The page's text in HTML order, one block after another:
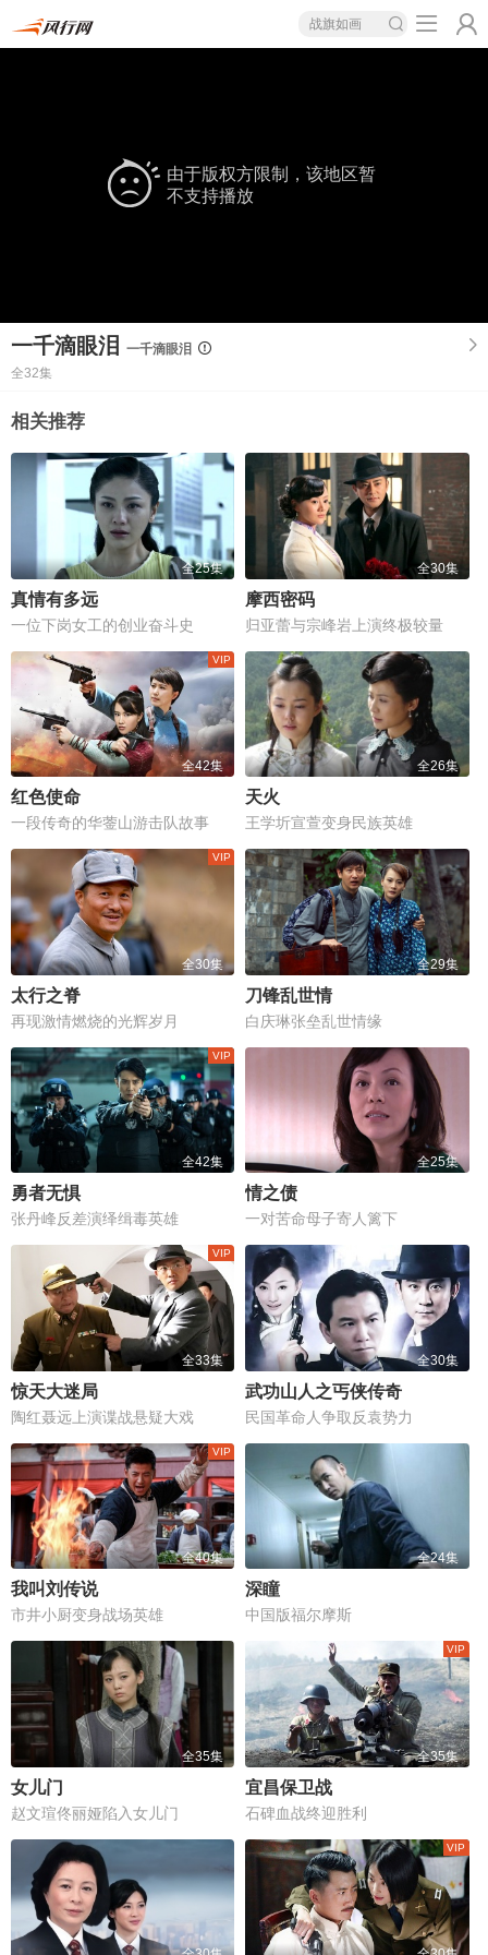
战旗如画
由于版权方限制，该地区暂
不支持播放
一千滴眼泪
一千滴眼泪
全32集
相关推荐
全25集
真情有多远
一位下岗女工的创业奋斗史
全30集
摩西密码
归亚蕾与宗峰岩上演终极较量
全42集
红色使命
一段传奇的华蓥山游击队故事
全26集
天火
王学圻宣萱变身民族英雄
全30集
太行之脊
再现激情燃烧的光辉岁月
全29集
刀锋乱世情
白庆琳张垒乱世情缘
全42集
勇者无惧
张丹峰反差演绎缉毒英雄
全25集
情之债
一对苦命母子寄人篱下
全33集
惊天大迷局
陶红聂远上演谍战悬疑大戏
全30集
武功山人之丐侠传奇
民国革命人争取反袁势力
全40集
我叫刘传说
市井小厨变身战场英雄
全24集
深瞳
中国版福尔摩斯
全35集
女儿门
赵文瑄佟丽娅陷入女儿门
全35集
宜昌保卫战
石碑血战终迎胜利